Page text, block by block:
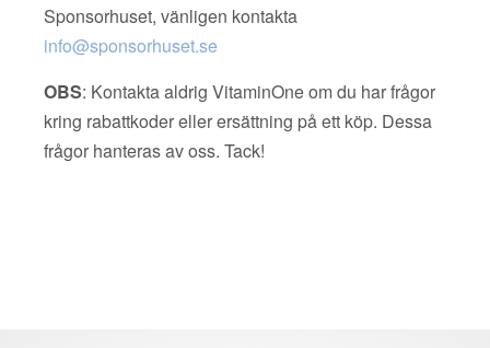
Sponsorhuset, vänligen kontakta
info@sponsorhuset.se
OBS: Kontakta aldrig VitaminOne om du har frågor
kring rabattkoder eller ersättning på ett köp. Dessa
frågor hanteras av oss. Tack!